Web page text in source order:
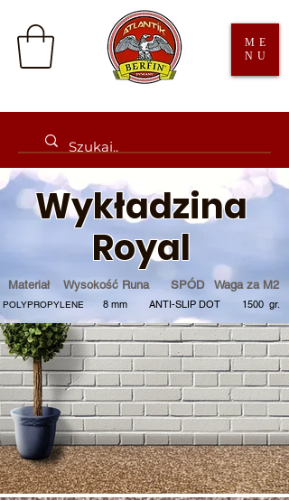
ME
NU
Wykładzina
Royal
Materiał Wysokość Runa SPÓD Waga za M2
POLYPROPYLENE 8 mm ANTI-SLIP DOT 1500 gr.